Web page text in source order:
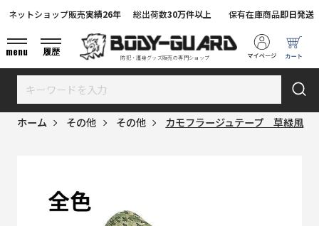
防犯・護身グッズ販売の専門ショップ
ネットショップ販売実績26年 総出荷数30万件以上 保有在庫商品即日発送
menu 履歴
ホーム その他 その他 カモフラージュテープ 草緑風